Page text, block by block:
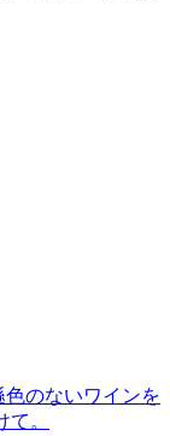
色のないワインを
。